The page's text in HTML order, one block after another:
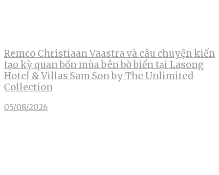
Remco Christiaan Vaastra và câu chuyện kiến
tạo kỳ quan bốn mùa bên bờ biển tại Lasong
Hotel & Villas Sam Son by The Unlimited
Collection
05/08/2026